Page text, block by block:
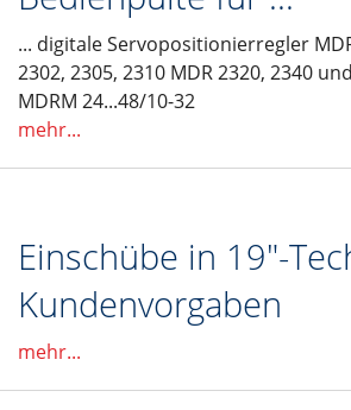
... digitale Servopositionierregler
2302, 2305, 2310 MDR 2320, 2340
MDRM 24...48/10-32
mehr...
Einschübe in 19"-
Kundenvorgaben
mehr...